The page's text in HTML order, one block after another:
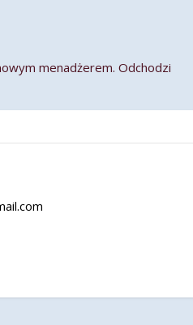
menadżerem. Odchodzi